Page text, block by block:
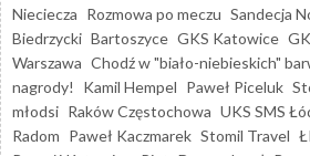
Nieciecza Rozmowa po meczu Sandecja
Biedrzycki Bartoszyce GKS Katowice
Warszawa Chodź w "biało-niebieskich"
nagrody!
Kamil Hempel Paweł Piceluk
młodsi Raków Częstochowa UKS SMS
Radom Paweł Kaczmarek Stomil Travel